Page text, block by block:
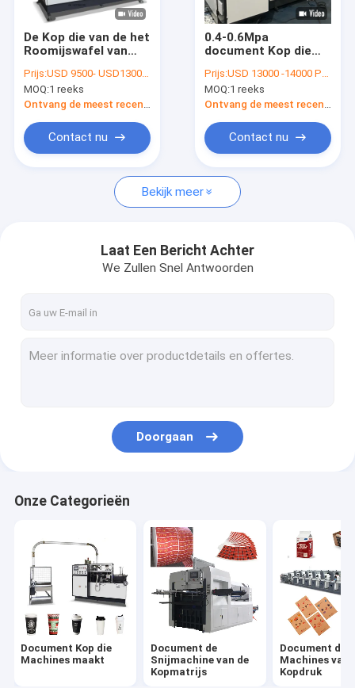
Kwaliteitscontrole
Nieuws
Document Kop die Machines maakt
Document de Snijmachine van de Kopmatrijs
Document Lunchvakje Machine
Document de machine van de kopverpakking
Document Plaat die Machines maakt
Document die Machines scheuren
De Machine van het kopdeksel
Document Kop Grondstof
De Kop die van de het
Roomijswafel van
making machines
Machine maken
Prijs:USD 9500- USD13000 / set
MOQ:1 reeks
Ontvang de meest recente Prijs
Contact nu
0.4-0.6Mpa
document Kop die
Één maken Keer
Document
Kopmachine
Prijs:USD 13000 -14000 PER SET fob
MOQ:1 reeks
Ontvang de meest recente Prijs
Contact nu
Bekijk meer
Laat Een Bericht Achter
We Zullen Snel Antwoorden
Doorgaan
Onze Categorieën
Document Kop die
Machines maakt
Document de
Snijmachine van de
Kopmatrijs
Document de
Machines van
Kopdruk